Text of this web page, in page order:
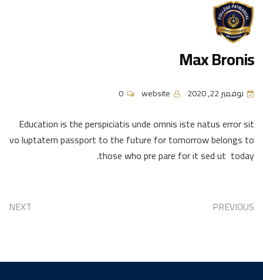
Max Bronis
نوفمبر 22, 2020
Education is the perspiciatis unde omnis iste natus error sit
vo luptatem passport to the future for tomorrow belongs to
those who pre pare for it sed ut today.
PREVIOUS
NEXT